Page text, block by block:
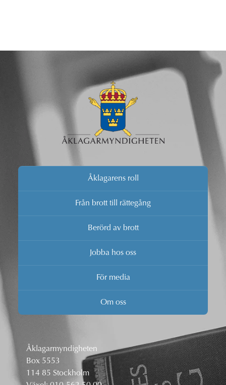
Åklagarens roll
Från brott till rättegång
Berörd av brott
Jobba hos oss
För media
Om oss
Åklagarmyndigheten
Box 5553
114 85 Stockholm